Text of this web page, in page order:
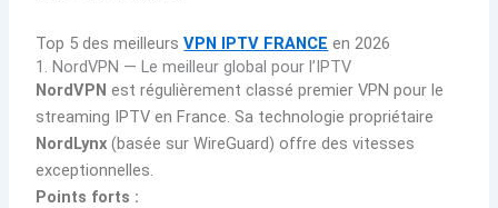
Top 5 des meilleursVPN IPTV FRANCE en 2026
1. NordVPN — Le meilleur global pour l’IPTV
NordVPN est régulièrement classé premier VPN pour le
streaming IPTV en France. Sa technologie propriétaire
NordLynx (basée sur WireGuard) offre des vitesses
exceptionnelles.
Points forts :